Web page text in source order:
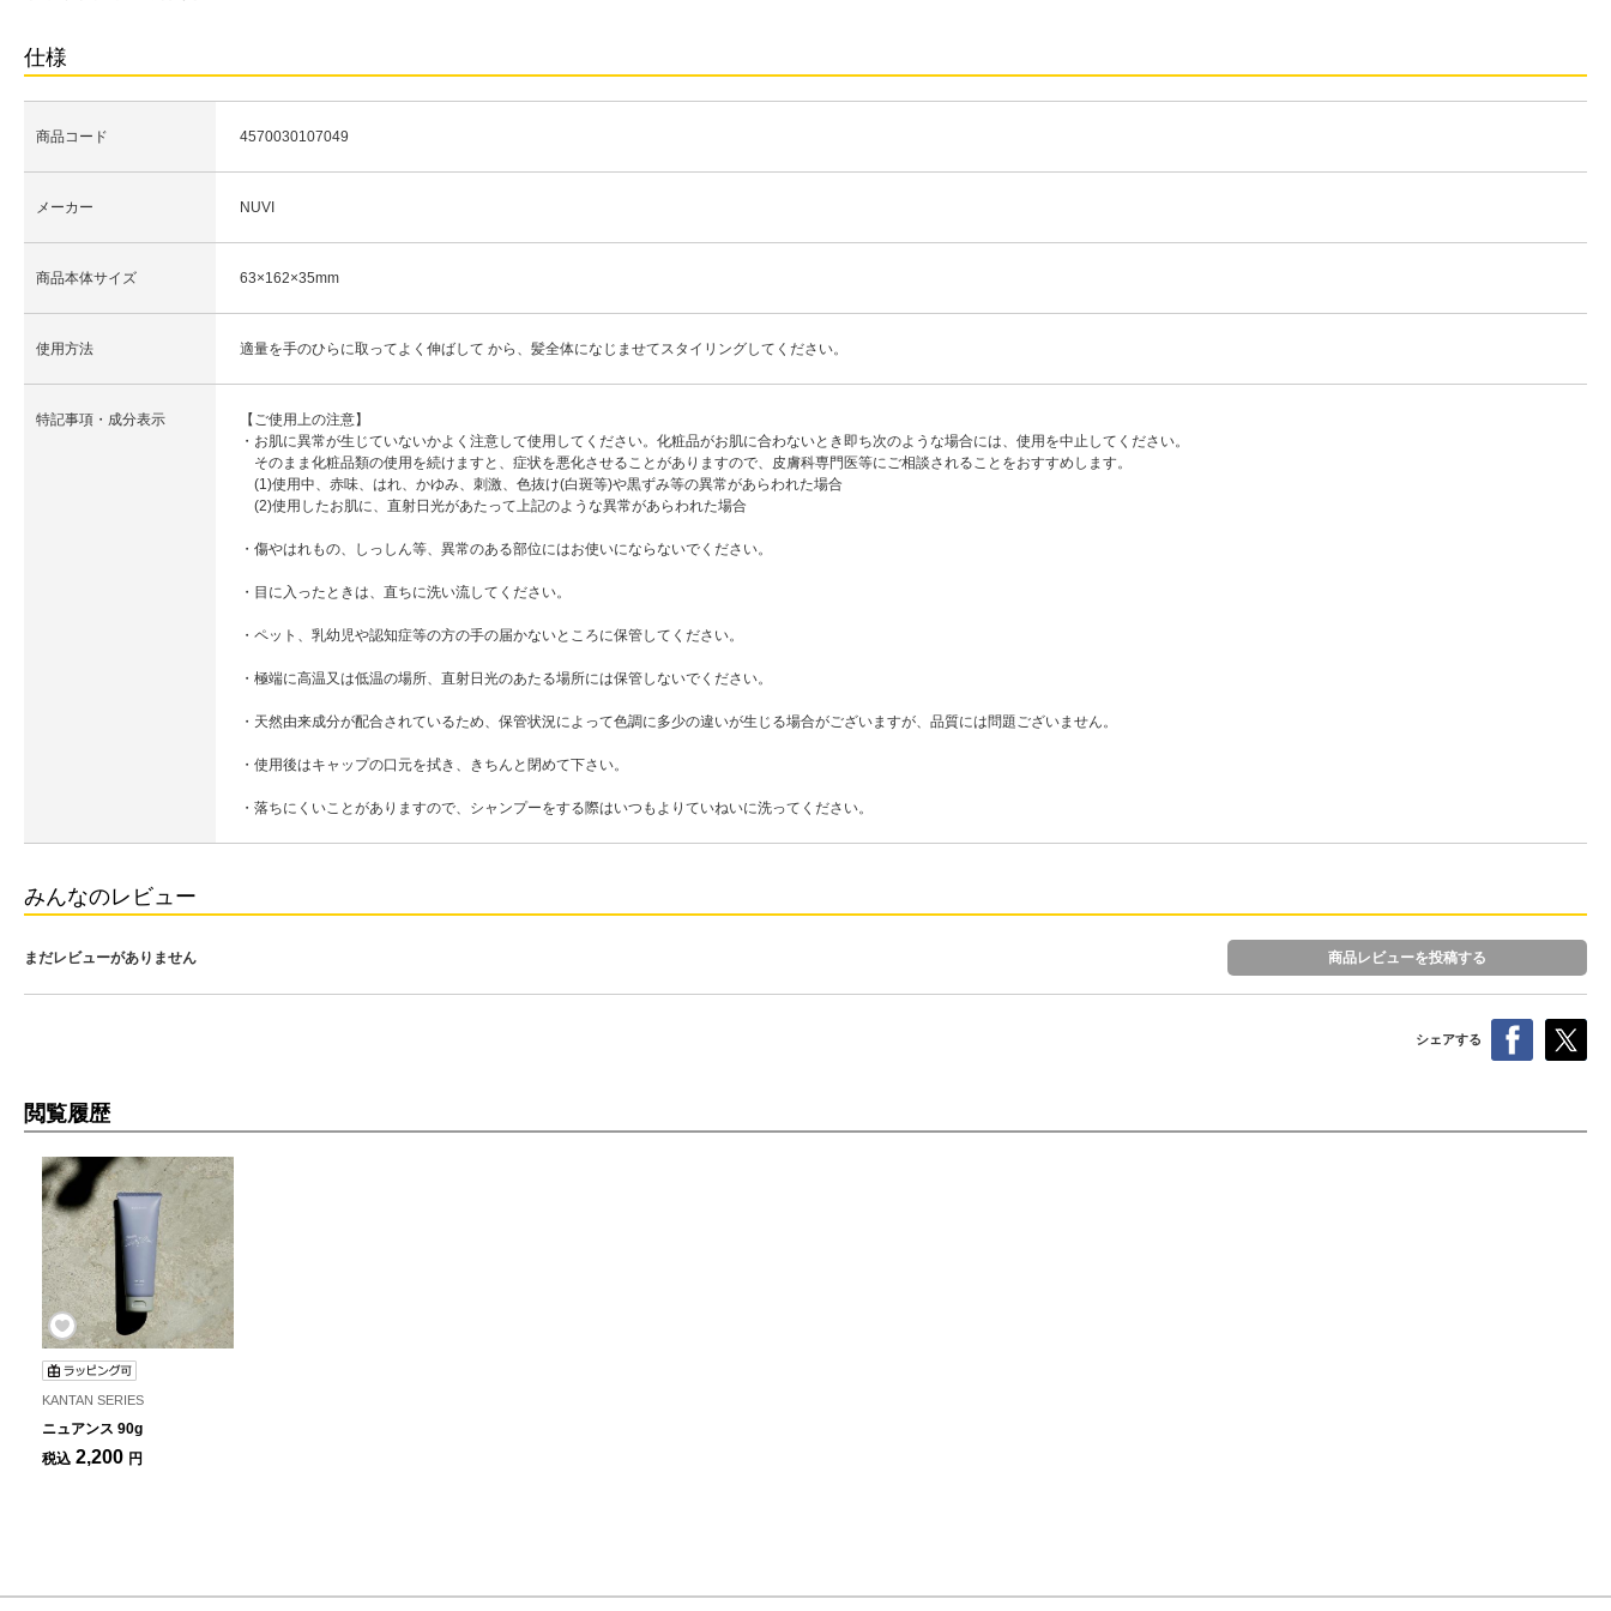
仕様
商品コード 4570030107049
メーカー NUVI
商品本体サイズ 63×162×35mm
使用方法 適量を手のひらに取ってよく伸ばして から、髪全体になじませてスタイリングしてください。
特記事項・成分表示
【ご使用上の注意】
・お肌に異常が生じていないかよく注意して使用してください。化粧品がお肌に合わないとき即ち次のような場合には、使用を中止してください。
そのまま化粧品類の使用を続けますと、症状を悪化させることがありますので、皮膚科専門医等にご相談されることをおすすめします。
(1)使用中、赤味、はれ、かゆみ、刺激、色抜け(白斑等)や黒ずみ等の異常があらわれた場合
(2)使用したお肌に、直射日光があたって上記のような異常があらわれた場合
・傷やはれもの、しっしん等、異常のある部位にはお使いにならないでください。
・目に入ったときは、直ちに洗い流してください。
・ペット、乳幼児や認知症等の方の手の届かないところに保管してください。
・極端に高温又は低温の場所、直射日光のあたる場所には保管しないでください。
・天然由来成分が配合されているため、保管状況によって色調に多少の違いが生じる場合がございますが、品質には問題ございません。
・使用後はキャップの口元を拭き、きちんと閉めて下さい。
・落ちにくいことがありますので、シャンプーをする際はいつもよりていねいに洗ってください。
みんなのレビュー
まだレビューがありません 商品レビューを投稿する
シェアする
閲覧履歴
KANTAN SERIES
ニュアンス 90g
税込 2,200 円